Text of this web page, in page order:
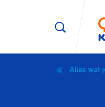
Alles wat